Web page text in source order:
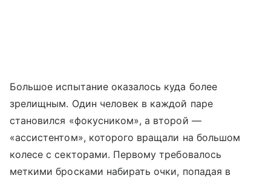
Большое испытание оказалось куда более
зрелищным. Один человек в каждой паре
становился «фокусником», а второй —
«ассистентом», которого вращали на большом
колесе с секторами. Первому требовалось
меткими бросками набирать очки, попадая в